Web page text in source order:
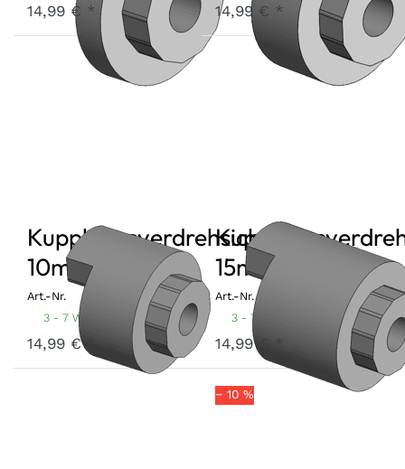
14,99 € * 14,99 € *
Kupplungsverdrehsicherung
10mm
Art.-Nr.
KVS-10
3 - 7 Werktage
14,99 € *
15mm
Art.-Nr.
3 - 7 Werktage
14,99 € *
− 10 %